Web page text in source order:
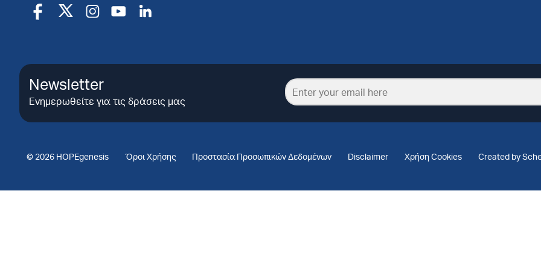
Newsletter
Ενημερωθείτε για τις δράσεις μας
© 2026 HOPEgenesis Όροι Χρήσης Προστασία Προσωπικών Δεδομένων Disclaimer Χρήση Cookies Created by